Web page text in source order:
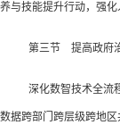
养与技能提升行动，强
第三节 提高政府
深化数智技术全流
数据跨部门跨层级跨地